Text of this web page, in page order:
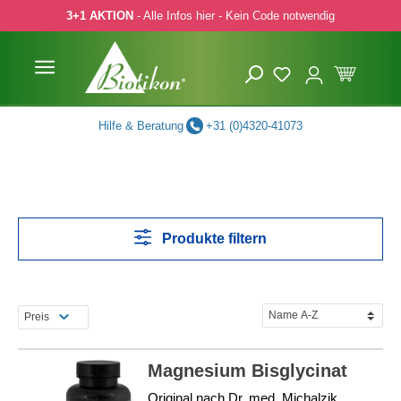
Hauptinhalt springen
Zur Suche springen
Zur Hauptnavigation springen
3+1 AKTION - Alle Infos hier - Kein Code notwendig
Hilfe & Beratung +31 (0)4320-41073
Produkte filtern
Preis
Magnesium Bisglycinat
Original nach Dr. med. Michalzik,